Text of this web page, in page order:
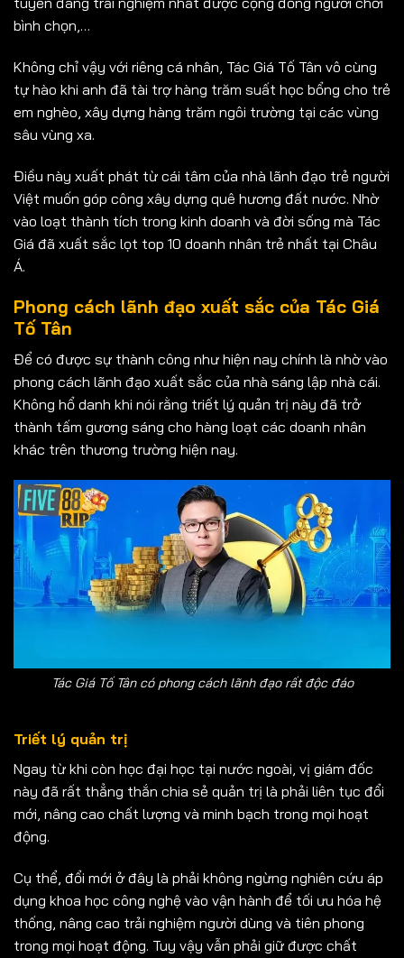
bình chọn,…
Không chỉ vậy với riêng cá nhân, Tác Giá Tố Tân vô cùng
tự hào khi anh đã tài trợ hàng trăm suất học bổng cho trẻ
em nghèo, xây dựng hàng trăm ngôi trường tại các vùng
sâu vùng xa.
Điều này xuất phát từ cái tâm của nhà lãnh đạo trẻ người
Việt muốn góp công xây dựng quê hương đất nước. Nhờ
vào loạt thành tích trong kinh doanh và đời sống mà Tác
Giá đã xuất sắc lọt top 10 doanh nhân trẻ nhất tại Châu
Á.
Phong cách lãnh đạo xuất sắc của Tác Giá
Tố Tân
Để có được sự thành công như hiện nay chính là nhờ vào
phong cách lãnh đạo xuất sắc của nhà sáng lập nhà cái.
Không hổ danh khi nói rằng triết lý quản trị này đã trở
thành tấm gương sáng cho hàng loạt các doanh nhân
khác trên thương trường hiện nay.
Tác Giá Tố Tân có phong cách lãnh đạo rất độc đáo
Triết lý quản trị
Ngay từ khi còn học đại học tại nước ngoài, vị giám đốc
này đã rất thẳng thắn chia sẻ quản trị là phải liên tục đổi
mới, nâng cao chất lượng và minh bạch trong mọi hoạt
động.
Cụ thể, đổi mới ở đây là phải không ngừng nghiên cứu áp
dụng khoa học công nghệ vào vận hành để tối ưu hóa hệ
thống, nâng cao trải nghiệm người dùng và tiên phong
trong mọi hoạt động. Tuy vậy vẫn phải giữ được chất